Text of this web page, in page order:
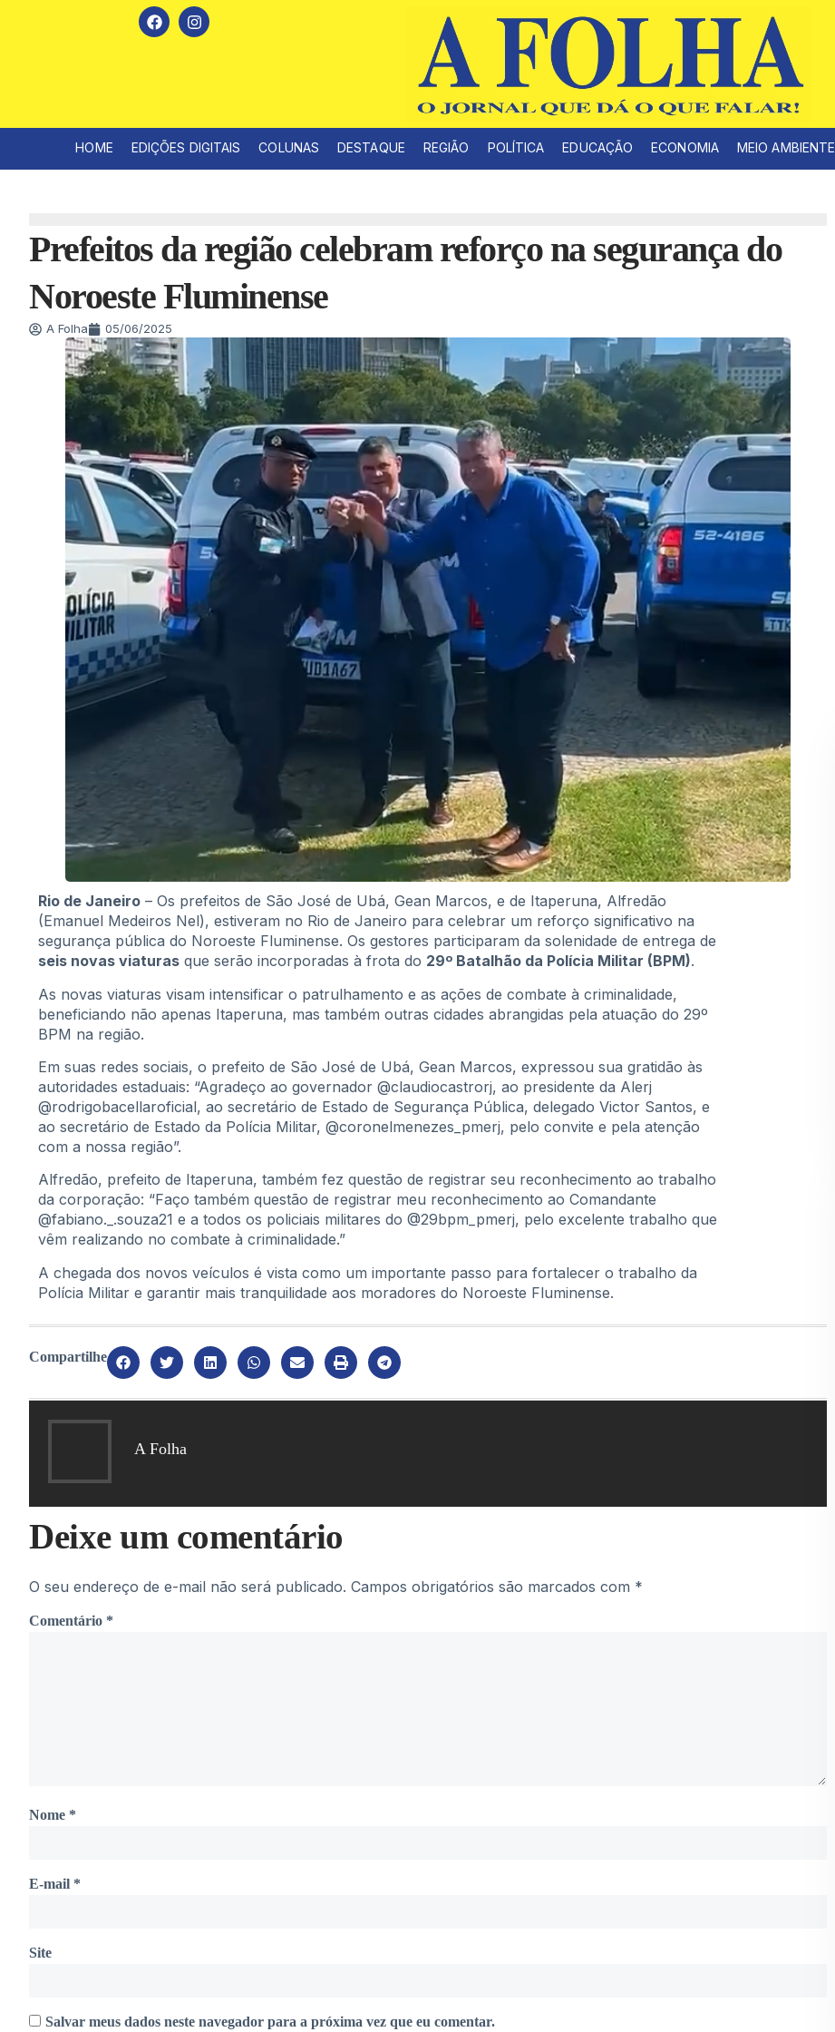
HOME EDIÇÕES DIGITAIS COLUNAS DESTAQUE REGIÃO POLÍTICA EDUCAÇÃO ECONOMIA MEIO AMBIENTE
Prefeitos da região celebram reforço na segurança do
Noroeste Fluminense
A Folha 05/06/2025
Rio de Janeiro – Os prefeitos de São José de Ubá, Gean Marcos, e de Itaperuna, Alfredão
(Emanuel Medeiros Nel), estiveram no Rio de Janeiro para celebrar um reforço significativo na
segurança pública do Noroeste Fluminense. Os gestores participaram da solenidade de entrega de
seis novas viaturas que serão incorporadas à frota do 29º Batalhão da Polícia Militar (BPM).
As novas viaturas visam intensificar o patrulhamento e as ações de combate à criminalidade,
beneficiando não apenas Itaperuna, mas também outras cidades abrangidas pela atuação do 29º
BPM na região.
Em suas redes sociais, o prefeito de São José de Ubá, Gean Marcos, expressou sua gratidão às
autoridades estaduais: “Agradeço ao governador @claudiocastrorj, ao presidente da Alerj
@rodrigobacellaroficial, ao secretário de Estado de Segurança Pública, delegado Victor Santos, e
ao secretário de Estado da Polícia Militar, @coronelmenezes_pmerj, pelo convite e pela atenção
com a nossa região”.
Alfredão, prefeito de Itaperuna, também fez questão de registrar seu reconhecimento ao trabalho
da corporação: “Faço também questão de registrar meu reconhecimento ao Comandante
@fabiano._.souza21 e a todos os policiais militares do @29bpm_pmerj, pelo excelente trabalho que
vêm realizando no combate à criminalidade.”
A chegada dos novos veículos é vista como um importante passo para fortalecer o trabalho da
Polícia Militar e garantir mais tranquilidade aos moradores do Noroeste Fluminense.
Compartilhe
A Folha
Deixe um comentário
O seu endereço de e-mail não será publicado. Campos obrigatórios são marcados com *
Comentário *
Nome *
E-mail *
Site
Salvar meus dados neste navegador para a próxima vez que eu comentar.